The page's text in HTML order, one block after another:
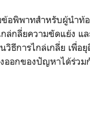
อพิพาทสำหรับผู้นำท้
ล่กลี่ยความขัดแย้ง
วิธีการไกล่เกลี่ย เพื่
ออกของปัญหาได้ร่ว